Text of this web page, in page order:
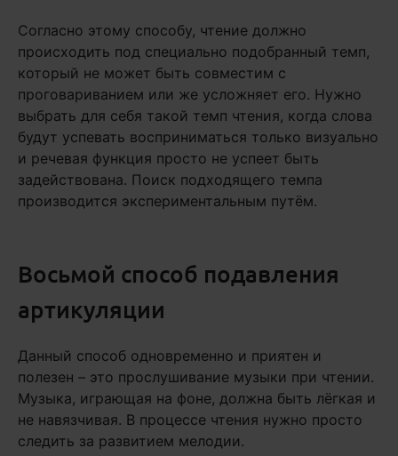
Согласно этому способу, чтение должно
происходить под специально подобранный темп,
который не может быть совместим с
проговариванием или же усложняет его. Нужно
выбрать для себя такой темп чтения, когда слова
будут успевать восприниматься только визуально
и речевая функция просто не успеет быть
задействована. Поиск подходящего темпа
производится экспериментальным путём.
Восьмой способ подавления
артикуляции
Данный способ одновременно и приятен и
полезен – это прослушивание музыки при чтении.
Музыка, играющая на фоне, должна быть лёгкая и
не навязчивая. В процессе чтения нужно просто
следить за развитием мелодии.